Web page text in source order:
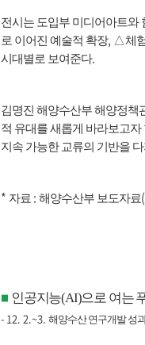
전시는 도입부 미디어아트와
로 이어진 예술적 확장, △체
시대별로 보여준다.
김명진 해양수산부 해양정책
적 유대를 새롭게 바라보고자
지속 가능한 교류의 기반을
* 자료 : 해양수산부 보도자료
■ 인공지능(AI)으로 여는
- 12. 2.~3. 해양수산 연구개발 성